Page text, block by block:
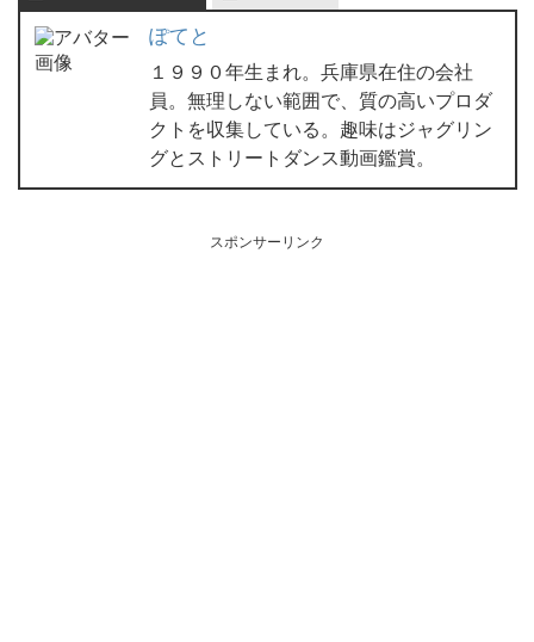
ぽてと
１９９０年生まれ。兵庫県在住の会社
員。無理しない範囲で、質の高いプロダ
クトを収集している。趣味はジャグリン
グとストリートダンス動画鑑賞。
スポンサーリンク